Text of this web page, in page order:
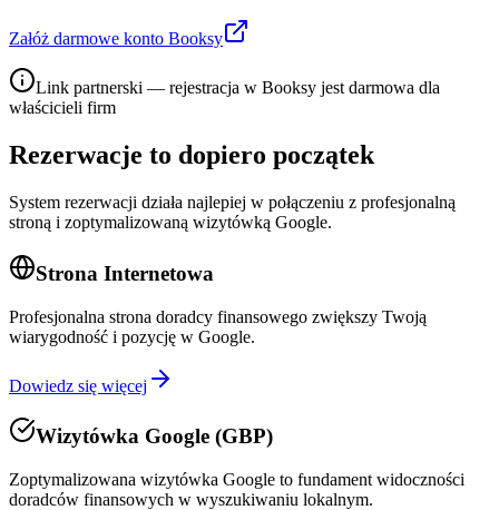
Załóż darmowe konto Booksy
Link partnerski — rejestracja w Booksy jest darmowa dla
właścicieli firm
Rezerwacje to dopiero początek
System rezerwacji działa najlepiej w połączeniu z profesjonalną
stroną i zoptymalizowaną wizytówką Google.
Strona Internetowa
Profesjonalna strona doradcy finansowego zwiększy Twoją
wiarygodność i pozycję w Google.
Dowiedz się więcej
Wizytówka Google (GBP)
Zoptymalizowana wizytówka Google to fundament widoczności
doradców finansowych w wyszukiwaniu lokalnym.